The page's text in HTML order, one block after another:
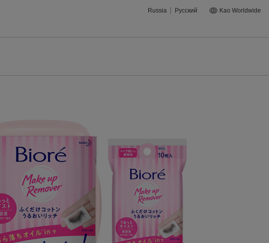
Russia Русский Kao Worldwide